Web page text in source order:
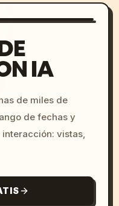
IA
de miles de
de fechas y
vistas,